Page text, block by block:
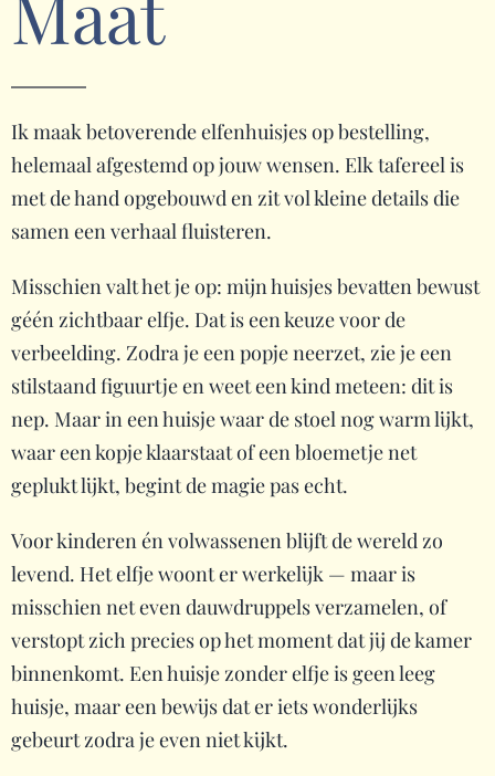
Ik maak betoverende elfenhuisjes op bestelling,
helemaal afgestemd op jouw wensen. Elk tafereel is
met de hand opgebouwd en zit vol kleine details die
samen een verhaal fluisteren.
Misschien valt het je op: mijn huisjes bevatten bewust
géén zichtbaar elfje. Dat is een keuze voor de
verbeelding. Zodra je een popje neerzet, zie je een
stilstaand figuurtje en weet een kind meteen: dit is
nep. Maar in een huisje waar de stoel nog warm lijkt,
waar een kopje klaarstaat of een bloemetje net
geplukt lijkt, begint de magie pas echt.
Voor kinderen én volwassenen blijft de wereld zo
levend. Het elfje woont er werkelijk — maar is
misschien net even dauwdruppels verzamelen, of
verstopt zich precies op het moment dat jij de kamer
binnenkomt. Een huisje zonder elfje is geen leeg
huisje, maar een bewijs dat er iets wonderlijks
gebeurt zodra je even niet kijkt.